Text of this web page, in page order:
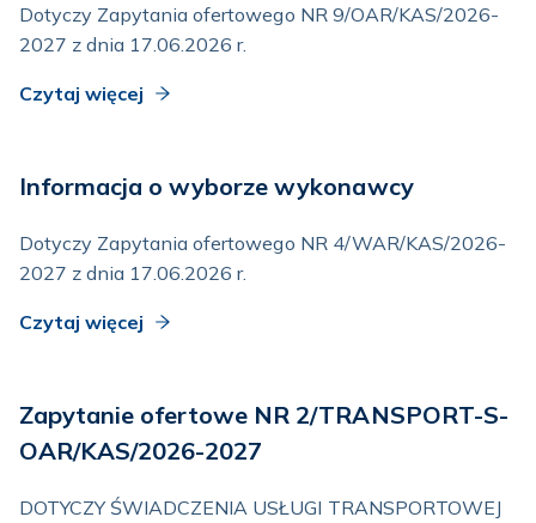
Dotyczy Zapytania ofertowego NR 9/OAR/KAS/2026-
2027 z dnia 17.06.2026 r.
Czytaj więcej
Informacja o wyborze wykonawcy
Dotyczy Zapytania ofertowego NR 4/WAR/KAS/2026-
2027 z dnia 17.06.2026 r.
Czytaj więcej
Zapytanie ofertowe NR 2/TRANSPORT-S-
OAR/KAS/2026-2027
DOTYCZY ŚWIADCZENIA USŁUGI TRANSPORTOWEJ